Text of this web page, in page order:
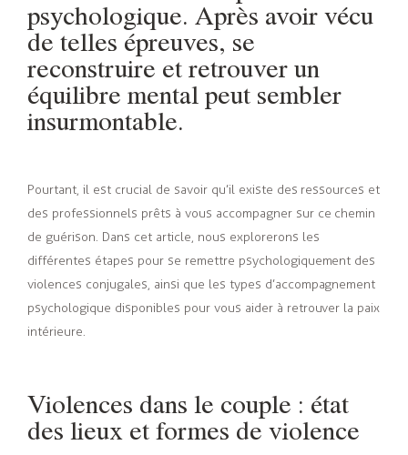
psychologique. Après avoir vécu
de telles épreuves, se
reconstruire et retrouver un
équilibre mental peut sembler
insurmontable.
Pourtant, il est crucial de savoir qu’il existe des ressources et
des professionnels prêts à vous accompagner sur ce chemin
de guérison. Dans cet article, nous explorerons les
différentes étapes pour se remettre psychologiquement des
violences conjugales, ainsi que les types d’accompagnement
psychologique disponibles pour vous aider à retrouver la paix
intérieure.
Violences dans le couple : état
des lieux et formes de violence